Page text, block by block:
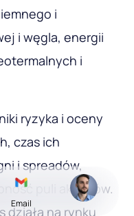
i
i węgla, energii
i
ryzyka i oceny
czas ich
i spreadów,
puli aktywów.
działa na rynku
Email